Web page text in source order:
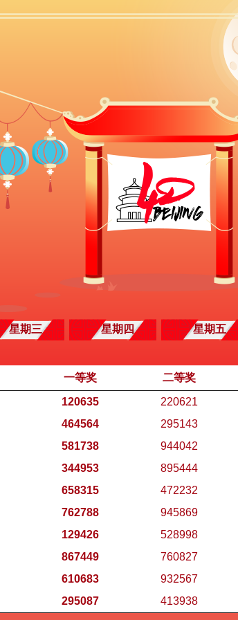
星期三 星期四 星期五
一等奖 二等奖
120635 220621
464564 295143
581738 944042
344953 895444
658315 472232
762788 945869
129426 528998
867449 760827
610683 932567
295087 413938